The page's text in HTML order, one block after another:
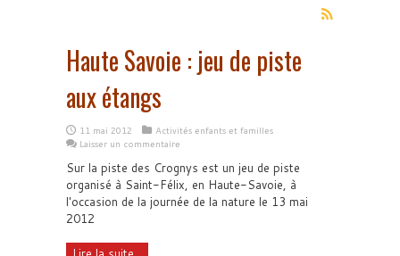
Haute Savoie : jeu de piste
aux étangs
11 mai 2012
Activités enfants et familles
Laisser un commentaire
Sur la piste des Crognys est un jeu de piste
organisé à Saint-Félix, en Haute-Savoie, à
l'occasion de la journée de la nature le 13 mai
2012